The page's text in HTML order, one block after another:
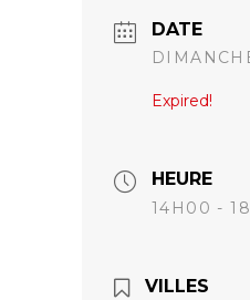
DATE
Expired!
HEURE
14H00 -
VILLES